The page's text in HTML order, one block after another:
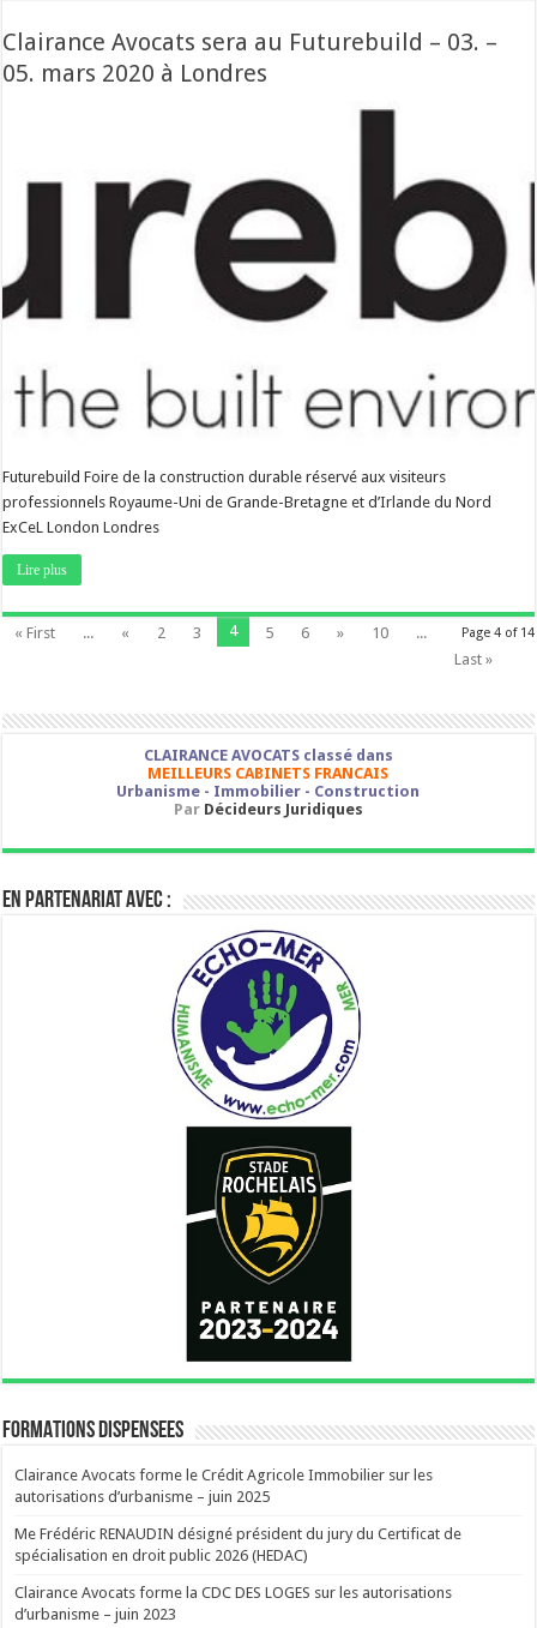
Clairance Avocats sera au Futurebuild – 03. –
05. mars 2020 à Londres
Futurebuild Foire de la construction durable réservé aux visiteurs
professionnels Royaume-Uni de Grande-Bretagne et d’Irlande du Nord
ExCeL London Londres
Lire plus
Page 4 of 14
« First ... « 2 3 4 5 6 » 10
...
Last »
CLAIRANCE AVOCATS classé dans
MEILLEURS CABINETS FRANCAIS
Urbanisme - Immobilier - Construction
Par Décideurs Juridiques
En partenariat avec :
FORMATIONS DISPENSEES
Clairance Avocats forme le Crédit Agricole Immobilier sur les
autorisations d’urbanisme – juin 2025
Me Frédéric RENAUDIN désigné président du jury du Certificat de
spécialisation en droit public 2026 (HEDAC)
Clairance Avocats forme la CDC DES LOGES sur les autorisations
d’urbanisme – juin 2023